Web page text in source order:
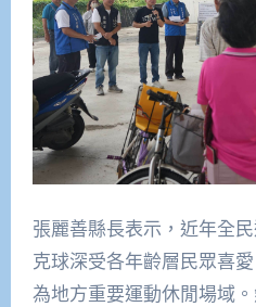
張麗善縣長表示，近年全
克球深受各年齡層民眾喜
為地方重要運動休閒場域